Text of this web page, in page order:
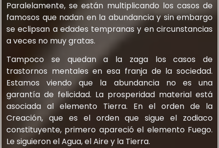
Paralelamente, se están multiplicando los casos de
famosos que nadan en la abundancia y sin embargo
se eclipsan a edades tempranas y en circunstancias
a veces no muy gratas.
Tampoco se quedan a la zaga los casos de
trastornos mentales en esa franja de la sociedad.
Estamos viendo que la abundancia no es una
garantía de felicidad. La prosperidad material está
asociada al elemento Tierra. En el orden de la
Creación, que es el orden que sigue el zodiaco
constituyente, primero apareció el elemento Fuego.
Le siguieron el Agua, el Aire y la Tierra.